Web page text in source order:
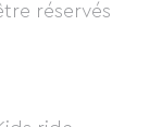
réservés